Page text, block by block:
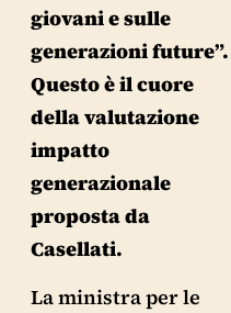
giovani e sulle
generazioni future”.
Questo è il cuore
della valutazione
impatto
generazionale
proposta da
Casellati.
La ministra per le